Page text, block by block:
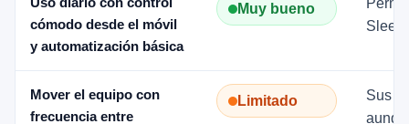
cómodo desde el móvil
y automatización básica
Muy bueno
Sleep
Mover el equipo con
frecuencia entre
Limitado
Sus